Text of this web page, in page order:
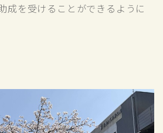
成を受けることができるように